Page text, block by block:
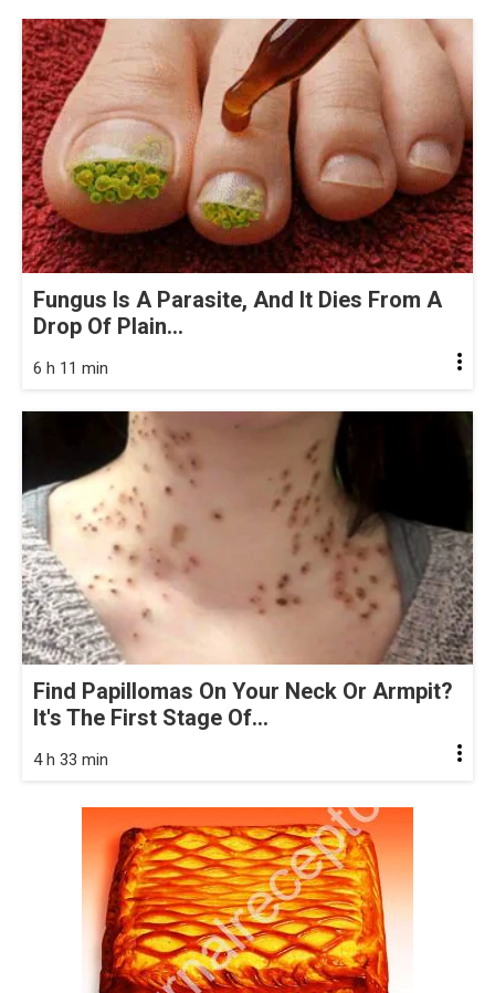
Fungus Is A Parasite, And It Dies From A
Drop Of Plain...
6 h 11 min
Find Papillomas On Your Neck Or Armpit?
It's The First Stage Of...
4 h 33 min